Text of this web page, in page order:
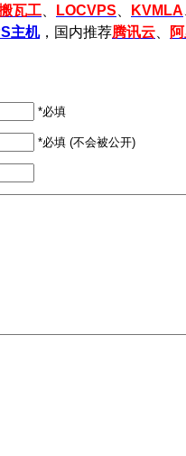
瓦工 LOCVPS KVMLA
主机，国内推荐腾讯云
*必填
*必填 (不会被公开)